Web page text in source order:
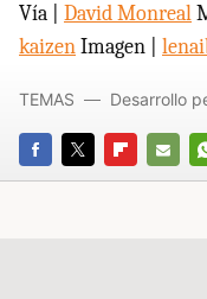
Vía | David Monreal
kaizenImagen |
FACEBOOK
TWITTERFLIPBOARD
E-
TEMAS Desarrollo